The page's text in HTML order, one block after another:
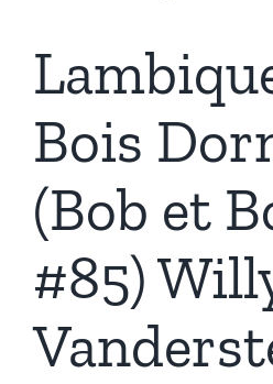
Bois
(Bob et
#85)